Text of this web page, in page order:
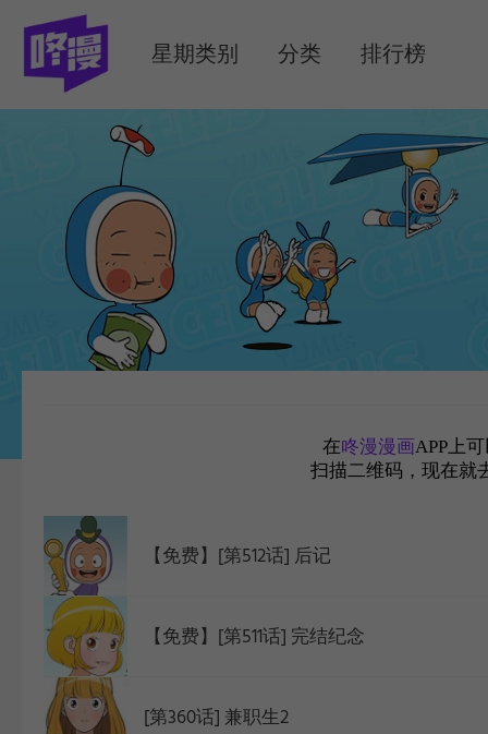
WEBTOON
星期类别 分类 排行榜
在咚漫漫画APP上
扫描二维码，现在就
【免费】[第512话] 后记
【免费】[第511话] 完结纪念
[第360话] 兼职生2